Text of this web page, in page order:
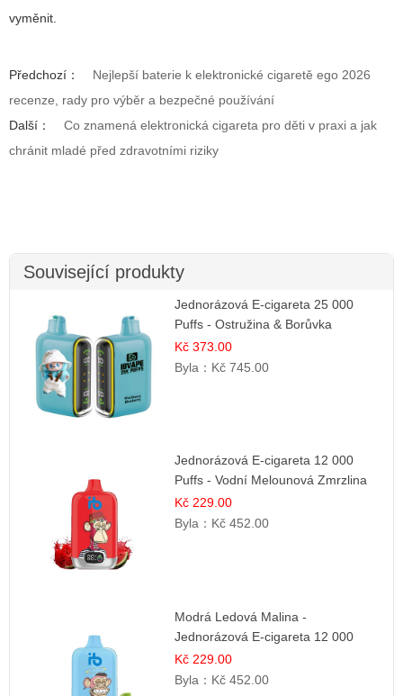
vyměnit.
Předchozí：
Nejlepší baterie k elektronické cigaretě ego 2026
recenze, rady pro výběr a bezpečné používání
Další：
Co znamená elektronická cigareta pro děti v praxi a jak
chránit mladé před zdravotními riziky
Související produkty
Jednorázová E-cigareta 25 000
Puffs - Ostružina & Borůvka
Kč 373.00
Byla： Kč 745.00
Jednorázová E-cigareta 12 000
Puffs - Vodní Melounová Zmrzlina
Kč 229.00
Byla： Kč 452.00
Modrá Ledová Malina -
Jednorázová E-cigareta 12 000
šluků | Osvěžující Bobulová Příchuť
Kč 229.00
Byla： Kč 452.00